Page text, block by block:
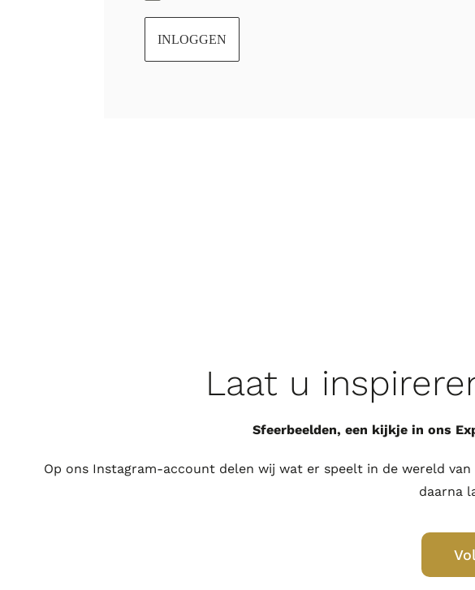
INLOGGEN
Laat u
Sfeerbeelden, een kijkje in ons
Op ons Instagram-account delen wij wat er speelt in de wereld
daarna